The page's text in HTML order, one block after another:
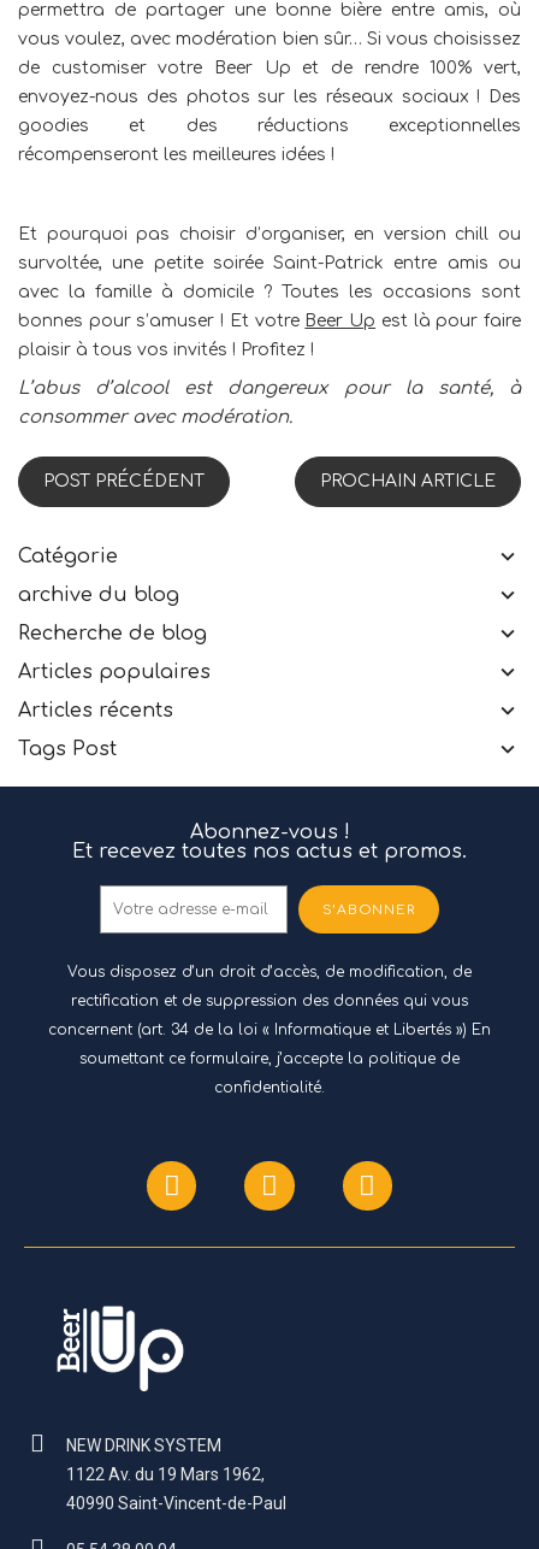
permettra de partager une bonne bière entre amis, où
vous voulez, avec modération bien sûr… Si vous choisissez
de customiser votre Beer Up et de rendre 100% vert,
envoyez-nous des photos sur les réseaux sociaux ! Des
goodies et des réductions exceptionnelles
récompenseront les meilleures idées !
Et pourquoi pas choisir d’organiser, en version chill ou
survoltée, une petite soirée Saint-Patrick entre amis ou
avec la famille à domicile ? Toutes les occasions sont
bonnes pour s’amuser ! Et votre Beer Up est là pour faire
plaisir à tous vos invités ! Profitez !
L’abus d’alcool est dangereux pour la santé, à
consommer avec modération.
POST PRÉCÉDENT PROCHAIN ARTICLE
Catégorie
archive du blog
Recherche de blog
Articles populaires
Articles récents
Tags Post
Abonnez-vous !
Et recevez toutes nos actus et promos.
S’ABONNER
Vous disposez d’un droit d’accès, de modification, de
rectification et de suppression des données qui vous
concernent (art. 34 de la loi « Informatique et Libertés ») En
soumettant ce formulaire, j’accepte la politique de
confidentialité.
NEW DRINK SYSTEM
1122 Av. du 19 Mars 1962,
40990 Saint-Vincent-de-Paul